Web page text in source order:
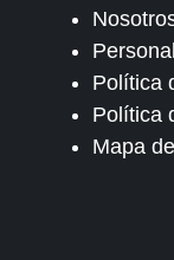
Política
Política
Mapa